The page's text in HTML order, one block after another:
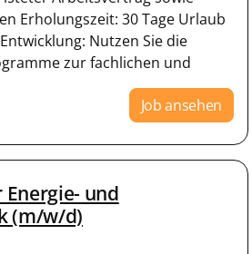
Erholungszeit: 30 Tage Urlaub
Nutzen Sie die
zur fachlichen und
Job ansehen
und
(m/w/d)